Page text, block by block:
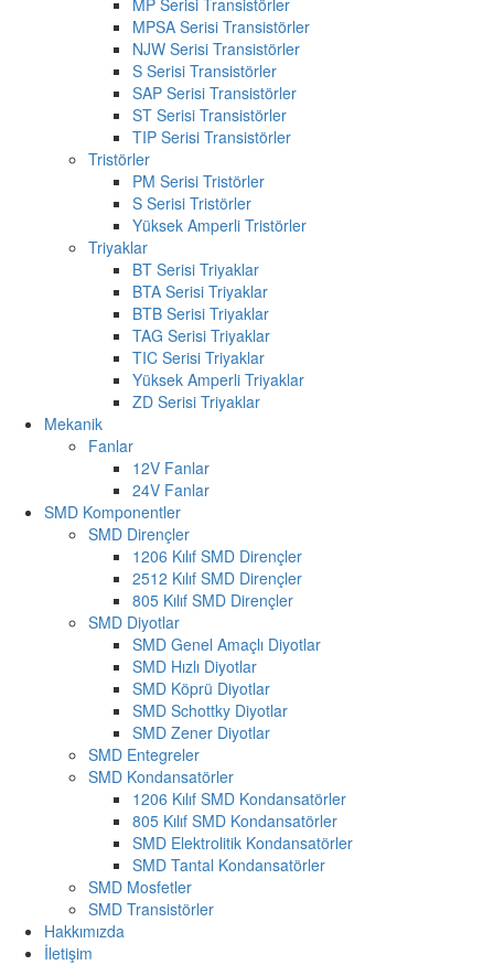
MPSA Serisi Transistörler
NJW Serisi Transistörler
S Serisi Transistörler
SAP Serisi Transistörler
ST Serisi Transistörler
TIP Serisi Transistörler
Tristörler
PM Serisi Tristörler
S Serisi Tristörler
Yüksek Amperli Tristörler
Triyaklar
BT Serisi Triyaklar
BTA Serisi Triyaklar
BTB Serisi Triyaklar
TAG Serisi Triyaklar
TIC Serisi Triyaklar
Yüksek Amperli Triyaklar
ZD Serisi Triyaklar
Mekanik
Fanlar
12V Fanlar
24V Fanlar
SMD Komponentler
SMD Dirençler
1206 Kılıf SMD Dirençler
2512 Kılıf SMD Dirençler
805 Kılıf SMD Dirençler
SMD Diyotlar
SMD Genel Amaçlı Diyotlar
SMD Hızlı Diyotlar
SMD Köprü Diyotlar
SMD Schottky Diyotlar
SMD Zener Diyotlar
SMD Entegreler
SMD Kondansatörler
1206 Kılıf SMD Kondansatörler
805 Kılıf SMD Kondansatörler
SMD Elektrolitik Kondansatörler
SMD Tantal Kondansatörler
SMD Mosfetler
SMD Transistörler
Hakkımızda
İletişim